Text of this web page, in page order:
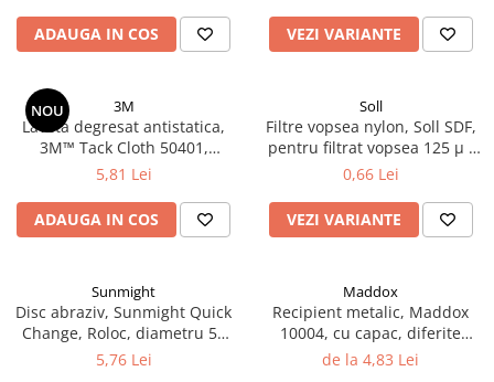
Pereti cabinei
Indepartat impuritati
Reconditionat suprafete
2.12 POLISHARE
Bureti Trizact
Faruri
2.13 REPARATIE PIELE
2.14 ORGANIZARE ATELIER
ADAUGA IN COS VEZI VARIANTE
NOU 3M
Laveta degresat antistatica,
3M™ Tack Cloth 50401,
dimensiune 320 mm x 400
pentru vopsea pe baza de apa
5,81 Lei
ADAUGA IN COS
Soll
Filtre vopsea nylon, Soll SDF,
pentru filtrat vopsea 125 µ /
190 µ, pret 1 buc
0,66 Lei
VEZI VARIANTE
Sunmight
Disc abraziv, Sunmight Quick
Change, Roloc, diametru 50
mm
5,76 Lei
Maddox
Recipient metalic, Maddox
10004, cu capac, diferite
marimi
de la 4,83 Lei